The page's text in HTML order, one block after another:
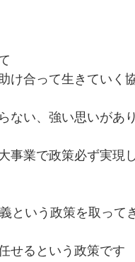
け合って生きていく
ない、強い思いがあり
事業で政策必ず実現し
という政策を取って
せるという政策です